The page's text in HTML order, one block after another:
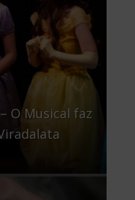
O Musical faz